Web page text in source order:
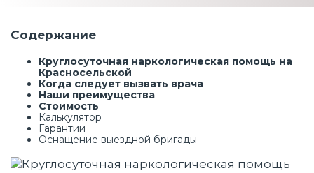
Содержание
Круглосуточная наркологическая помощь на
Красносельской
Когда следует вызвать врача
Наши преимущества
Стоимость
Калькулятор
Гарантии
Оснащение выездной бригады